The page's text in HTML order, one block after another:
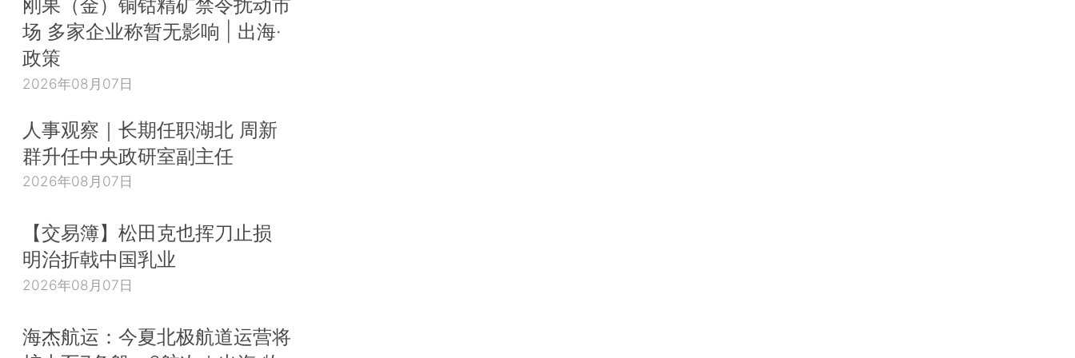
刚果（金）铜钴精矿禁令扰动市
场 多家企业称暂无影响 | 出海·
政策
2026年08月07日
人事观察｜长期任职湖北 周新
群升任中央政研室副主任
2026年08月07日
【交易簿】松田克也挥刀止损
明治折戟中国乳业
2026年08月07日
海杰航运：今夏北极航道运营将